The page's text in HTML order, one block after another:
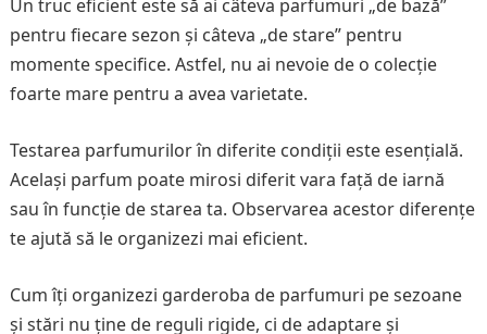
Un truc eficient este să ai câteva parfumuri „de bază”
pentru fiecare sezon și câteva „de stare” pentru
momente specifice. Astfel, nu ai nevoie de o colecție
foarte mare pentru a avea varietate.
Testarea parfumurilor în diferite condiții este esențială.
Același parfum poate mirosi diferit vara față de iarnă
sau în funcție de starea ta. Observarea acestor diferențe
te ajută să le organizezi mai eficient.
Cum îți organizezi garderoba de parfumuri pe sezoane
și stări nu ține de reguli rigide, ci de adaptare și